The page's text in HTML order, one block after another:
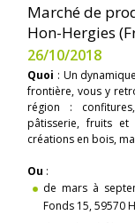
Marché de
Hon-Hergies
26/10/2018
Quoi : Un
frontière, vous y
région :
pâtisserie, fruits et
créations en bois,
Ou :
de mars à
Fonds 15, 59570